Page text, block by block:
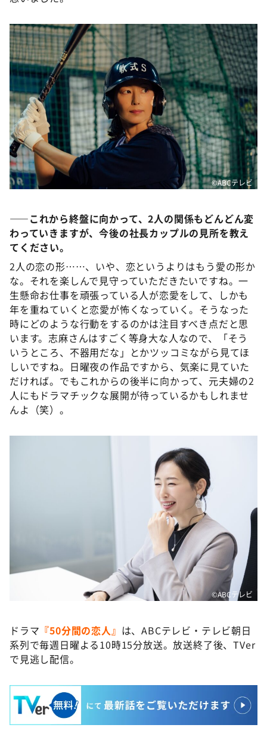
©ABCテレビ
――これから終盤に向かって、2人の関係もどんどん変
わっていきますが、今後の社長カップルの見所を教え
てください。
2人の恋の形……、いや、恋というよりはもう愛の形か
な。それを楽しんで見守っていただきたいですね。一
生懸命お仕事を頑張っている人が恋愛をして、しかも
年を重ねていくと恋愛が怖くなっていく。そうなった
時にどのような行動をするのかは注目すべき点だと思
います。志麻さんはすごく等身大な人なので、「そう
いうところ、不器用だな」とかツッコミながら見てほ
しいですね。日曜夜の作品ですから、気楽に見ていた
だければ。でもこれからの後半に向かって、元夫婦の2
人にもドラマチックな展開が待っているかもしれませ
んよ（笑）。
©️ABCテレビ
ドラマ 『50分間の恋人』 は、ABCテレビ・テレビ朝日
系列で毎週日曜よる10時15分放送。放送終了後、TVer
で見逃し配信。